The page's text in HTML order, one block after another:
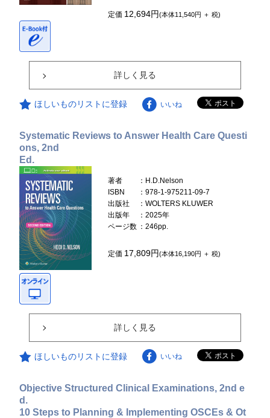
定価 12,694円(本体11,540円 ＋ 税)
詳しく見る
ほしいものリストに登録 いいね
Systematic Reviews to Answer Health Care Questi
ons, 2nd
Ed.
著者
：H.D.Nelson
ISBN
：978-1-975211-09-7
出版社
：WOLTERS KLUWER
出版年
：2025年
ページ数 ：246pp.
定価 17,809円(本体16,190円 ＋ 税)
詳しく見る
ほしいものリストに登録 いいね
Objective Structured Clinical Examinations, 2nd e
d.
10 Steps to Planning & Implementing OSCEs & Ot